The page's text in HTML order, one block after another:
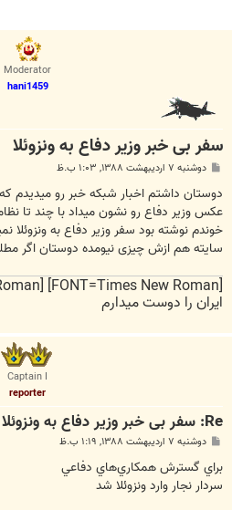
Moderator
hani1459
سفر بی خبر وزیر دفاع به ونزوئلا
ت
دوشنبه ۷ اردیبهشت ۱۳۸۸, ۱:۰۳ ب.ظ
دوستان داشتم اخبار شبکه خبر رو
عکس وزیر دفاع رو نشون میداد با چند تا
خوندم نوشته بود سفر وزیر دفاع به ونزوئلا
سایته هم ازش چیزی نیومده دوستان اگر
ایران را دوست میدارم
Captain I
reporter
Re: سفر بی خبر وزیر دفاع به ونزوئلا
ت
دوشنبه ۷ اردیبهشت ۱۳۸۸, ۱:۱۹ ب.ظ
براي گسترش همكاري‌هاي دفاعي
سردار نجار وارد ونزوئلا شد